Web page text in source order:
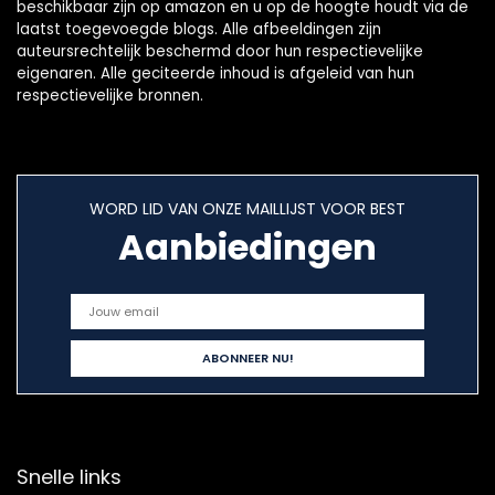
beschikbaar zijn op amazon en u op de hoogte houdt via de
laatst toegevoegde blogs. Alle afbeeldingen zijn
auteursrechtelijk beschermd door hun respectievelijke
eigenaren. Alle geciteerde inhoud is afgeleid van hun
respectievelijke bronnen.
WORD LID VAN ONZE MAILLIJST VOOR BEST
Aanbiedingen
Snelle links